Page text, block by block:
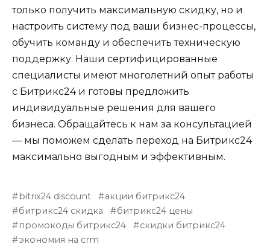
только получить максимальную скидку, но и
настроить систему под ваши бизнес-процессы,
обучить команду и обеспечить техническую
поддержку. Наши сертифицированные
специалисты имеют многолетний опыт работы
с Битрикс24 и готовы предложить
индивидуальные решения для вашего
бизнеса. Обращайтесь к нам за консультацией
— мы поможем сделать переход на Битрикс24
максимально выгодным и эффективным.
bitrix24 discount
акции битрикс24
битрикс24 скидка
битрикс24 цены
промокоды битрикс24
скидки битрикс24
экономия на crm